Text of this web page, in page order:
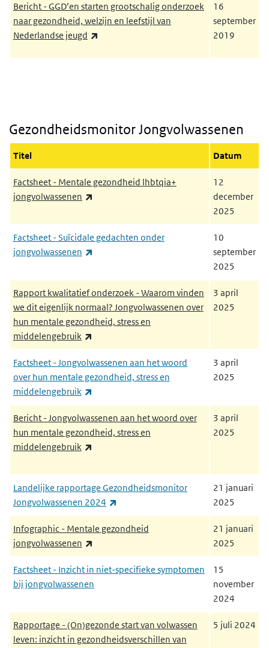
Bericht - GGD’en starten grootschalig onderzoek
naar gezondheid, welzijn en leefstijl van
Nederlandse jeugd
16
september
2019
Gezondheidsmonitor Jongvolwassenen
Titel Datum
Factsheet - Mentale gezondheid lhbtqia+
jongvolwassenen
12
december
2025
Factsheet - Suïcidale gedachten onder
jongvolwassenen
10
september
2025
Rapport kwalitatief onderzoek - Waarom vinden
we dit eigenlijk normaal? Jongvolwassenen over
hun mentale gezondheid, stress en
middelengebruik
3 april
2025
Factsheet - Jongvolwassenen aan het woord
over hun mentale gezondheid, stress en
middelengebruik
3 april
2025
Bericht - Jongvolwassenen aan het woord over
hun mentale gezondheid, stress en
middelengebruik
3 april
2025
Landelijke rapportage Gezondheidsmonitor
Jongvolwassenen 2024
21 januari
2025
Infographic - Mentale gezondheid
jongvolwassenen
21 januari
2025
Factsheet - Inzicht in niet-specifieke symptomen
bij jongvolwassenen
15
november
2024
Rapportage - (On)gezonde start van volwassen
leven: inzicht in gezondheidsverschillen van
5 juli 2024